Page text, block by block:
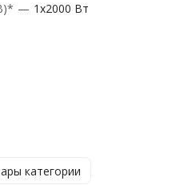
— 1x2000 Вт
категории